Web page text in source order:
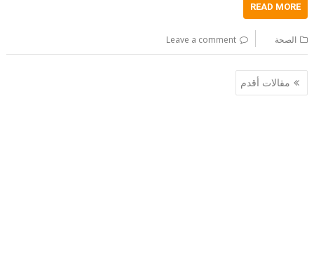
READ MORE
الصحة Leave a comment
تصفّح
المقالات
مقالات أقدم